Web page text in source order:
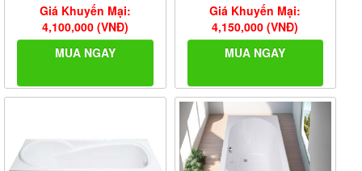
Giá Khuyến Mại:
4,100,000 (VNĐ)
MUA NGAY
Giá Khuyến Mại:
4,150,000 (VNĐ)
MUA NGAY